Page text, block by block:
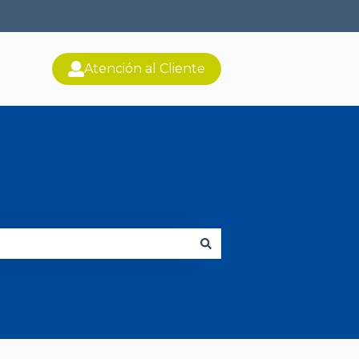
Atención al Cliente